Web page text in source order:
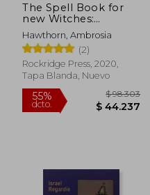
45%
dcto. $ 83.060
The Spell Book for
new Witches:
Essential Spells to
Change Your Life (en
Inglés)
Hawthorn, Ambrosia
(2)
Rockridge Press, 2020,
Tapa Blanda, Nuevo